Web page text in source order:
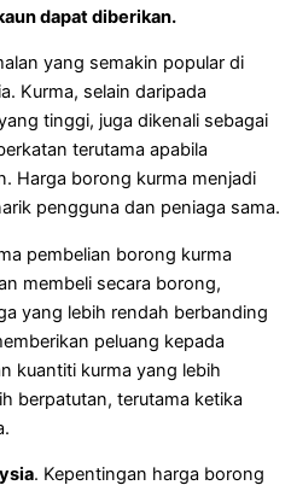
dapat diberikan.
yang semakin popular di
Kurma, selain daripada
tinggi, juga dikenali sebagai
terutama apabila
Harga borong kurma menjadi
pengguna dan peniaga sama.
pembelian borong kurma
membeli secara borong,
yang lebih rendah berbanding
peluang kepada
kuantiti kurma yang lebih
berpatutan, terutama ketika
. Kepentingan harga borong